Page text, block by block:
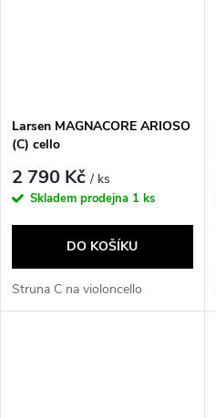
Larsen MAGNACORE ARIOSO
(C) cello
2 790 Kč/ ks
Skladem prodejna 1 ks
DO KOŠÍKU
Struna C na violoncello